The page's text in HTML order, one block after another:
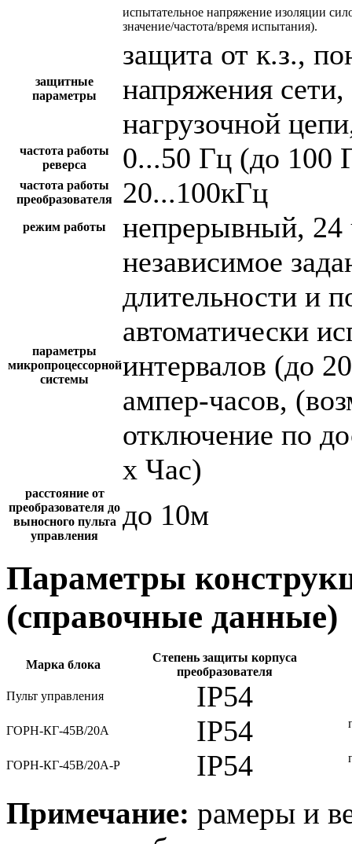
испытательное напряжение изоляции
значение/частота/время испытания).
защитные
параметры
защита от к.з.,
напряжения
нагрузочной
частота работы
реверса
0...50 Гц (до 100
частота работы
преобразователя
20...100кГц
режим работы непрерывный, 24
параметры
микропроцессорной
системы
независимое
длительности и
автоматически
интервалов (до
ампер-часов,
отключение по
х Час)
расстояние от
преобразователя до
выносного пульта
управления
до 10м
Параметры
(справочные данные)
Марка блока
Степень защиты корпуса
преобразователя
Пульт управления
IP54
ГОРН-КГ-45В/20А IP54
ГОРН-КГ-45В/20А-Р IP54
Примечание: рамеры и